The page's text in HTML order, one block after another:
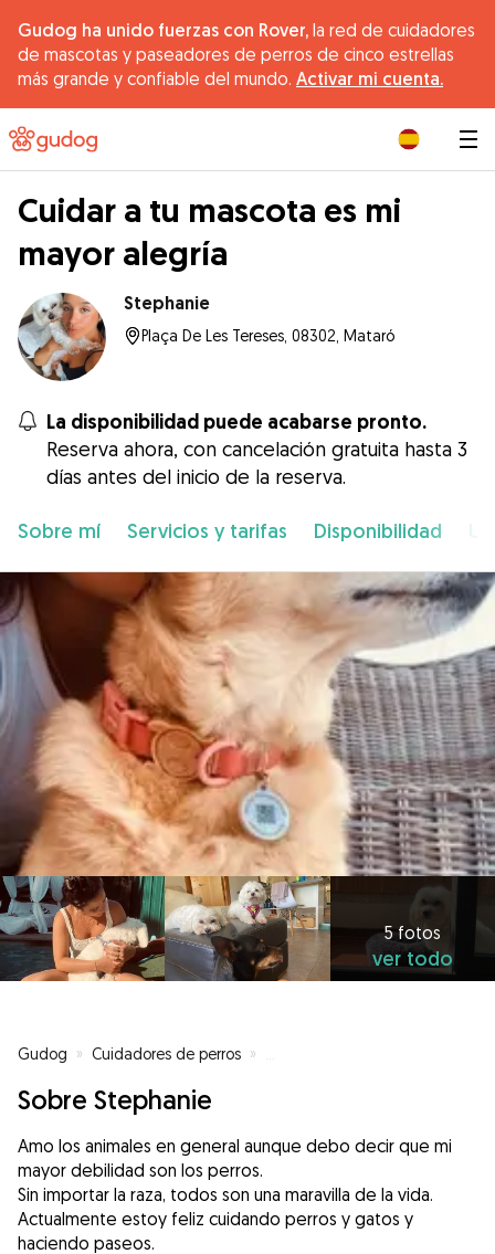
Gudog ha unido fuerzas con Rover, la red de cuidadores
de mascotas y paseadores de perros de cinco estrellas
más grande y confiable del mundo. Activar mi cuenta.
Cuidar a tu mascota es mi
mayor alegría
Stephanie
Plaça De Les Tereses, 08302, Mataró
La disponibilidad puede acabarse pronto.
Reserva ahora, con cancelación gratuita hasta 3
días antes del inicio de la reserva.
Sobre mí Servicios y tarifas Disponibilidad
5 fotos
ver todo
Gudog » Cuidadores de perros »
Sobre Stephanie
Amo los animales en general aunque debo decir que mi
mayor debilidad son los perros.
Sin importar la raza, todos son una maravilla de la vida.
Actualmente estoy feliz cuidando perros y gatos y
haciendo paseos.